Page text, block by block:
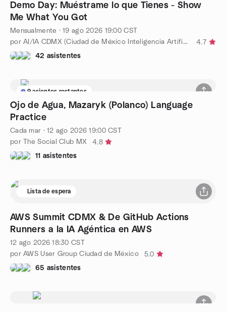
Demo Day: Muéstrame lo que Tienes - Show
Me What You Got
Mensualmente ·19 ago 2026 19:00 CST
por AI/IA CDMX (Ciudad de México Inteligencia Artificial)
4.7
42 asistentes
9 asientos restantes
Ojo de Agua, Mazaryk (Polanco) Language
Practice
Cada mar ·12 ago 2026 19:00 CST
por The Social Club MX
4.8
11 asistentes
Lista de espera
AWS Summit CDMX & De GitHub Actions
Runners a la IA Agéntica en AWS
12 ago 2026 18:30 CST
por AWS User Group Ciudad de México
5.0
65 asistentes